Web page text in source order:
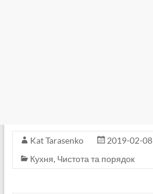
Kat Tarasenko
2019-02-08
Кухня, Чистота та порядок